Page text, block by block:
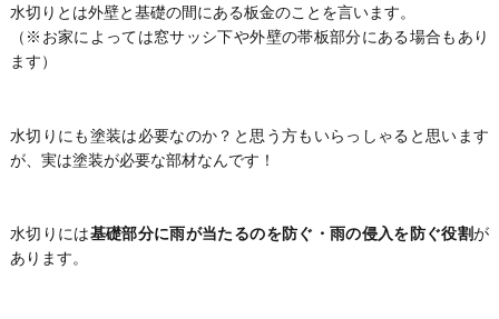
水切りとは外壁と基礎の間にある板金のことを言います。
（※お家によっては窓サッシ下や外壁の帯板部分にある場合もあり
ます）
水切りにも塗装は必要なのか？と思う方もいらっしゃると思います
が、実は塗装が必要な部材なんです！
水切りには基礎部分に雨が当たるのを防ぐ・雨の侵入を防ぐ役割が
あります。